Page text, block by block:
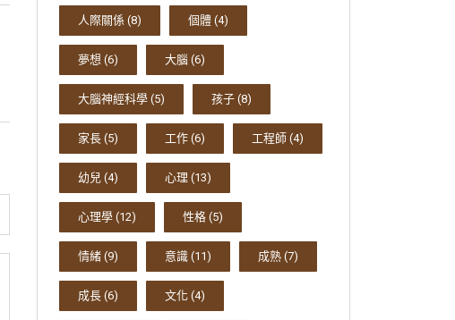
人際關係 (8) 個體 (4)
夢想 (6) 大腦 (6)
大腦神經科學 (5) 孩子 (8)
家長 (5) 工作 (6) 工程師 (4)
幼兒 (4) 心理 (13)
心理學 (12) 性格 (5)
情緒 (9) 意識 (11) 成熟 (7)
成長 (6) 文化 (4)